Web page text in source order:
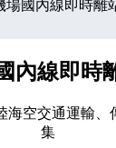
場國內線即時離
內線即時
海空交通運輸、
集